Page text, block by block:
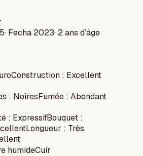
· Fecha 2023· 2 ans d’âge
Construction : Excellent
: NoiresFumée : Abondant
: ExpressifBouquet :
Longueur : Très
humideCuir